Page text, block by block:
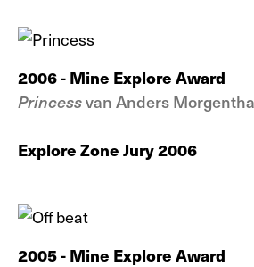
2006- Mine Explore Award
Princessvan Anders
Explore Zone Jury 2006
2005- Mine Explore Award